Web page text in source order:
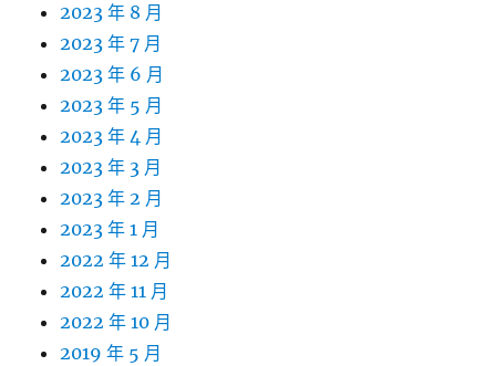
2023 年 8 月
2023 年 7 月
2023 年 6 月
2023 年 5 月
2023 年 4 月
2023 年 3 月
2023 年 2 月
2023 年 1 月
2022 年 12 月
2022 年 11 月
2022 年 10 月
2019 年 5 月